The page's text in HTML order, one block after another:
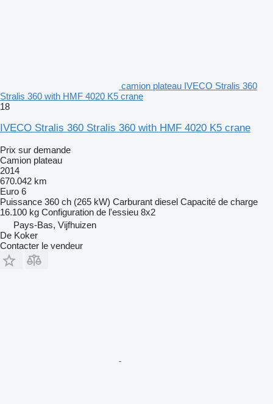
camion plateau IVECO Stralis 360
Stralis 360 with HMF 4020 K5 crane
18
IVECO Stralis 360 Stralis 360 with HMF 4020 K5 crane
Prix sur demande
Camion plateau
2014
670.042 km
Euro 6
Puissance 360 ch (265 kW) Carburant diesel Capacité de charge
16.100 kg Configuration de l'essieu 8x2
Pays-Bas, Vijfhuizen
De Koker
Contacter le vendeur